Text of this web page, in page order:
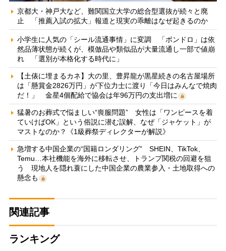
京都大・神戸大など、難関国立大学の総合型選抜が続々と廃
止 「推薦入試の拡大」報道と現実の乖離はなぜ起きるのか
小学生に人気の「シール流通事情」に変調 「ボンドロ」は依
然品薄状態が続くが、模倣品や類似品が大量流通し一部で値崩
れ 「選別が本格化する時代に」
【土俵に埋まるカネ】大の里、豊昇龍が黒星続きの名古屋場所
は「懸賞金2826万円」が下位力士に渡り「今日はみんなで焼肉
だ！」 金星4個配給で協会は年96万円の支出増に
猛暑のお葬式で悩ましい“喪服問題” 女性は「ワンピースを着
ていけばOK」という俗説に潜む誤解、なぜ「ジャケット」が
マストなのか？《1級葬祭ディレクターが解説》
急増する中国企業の“国籍ロンダリング” SHEIN、TikTok、
Temu…本社機能を海外に移転させ、トランプ関税の回避を狙
う 現地人を隠れ蓑にした中国企業の農業参入・土地取得への
懸念も
関連記事
ランキング